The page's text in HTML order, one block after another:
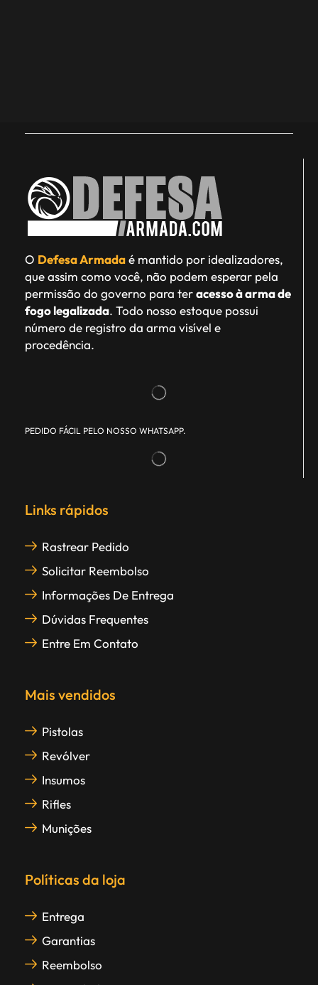
O Defesa Armadaé mantido por idealizadores,
que assim como você, não podem esperar pela
permissão do governo para teracesso à arma de
fogo legalizada. Todo nosso estoque possui
número de registro da arma visível e
procedência.
PEDIDO FÁCIL PELO NOSSO WHATSAPP.
Links rápidos
Rastrear Pedido
Solicitar Reembolso
Informações De Entrega
Dúvidas Frequentes
Entre Em Contato
Mais vendidos
Pistolas
Revólver
Insumos
Rifles
Munições
Políticas da loja
Entrega
Garantias
Reembolso